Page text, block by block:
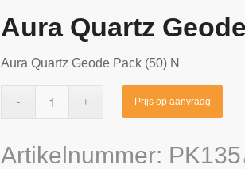
Aura Quartz
Aura Quartz Geode Pack (50) N
Prijs op aanvraag
Artikelnummer: PK135